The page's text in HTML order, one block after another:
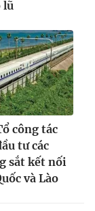
lũ
công tác
tư các
sắt kết nối
và Lào